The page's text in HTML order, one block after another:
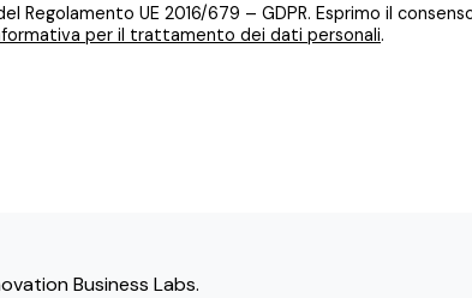
Regolamento UE 2016/679 – GDPR. Esprimo il
per il trattamento dei dati personali.
Business Labs.